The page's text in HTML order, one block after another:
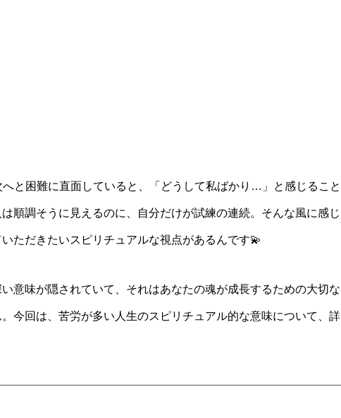
と困難に直面していると、「どうして私ばかり…」と感じること
順調そうに見えるのに、自分だけが試練の連続。そんな風に感じ
ただきたいスピリチュアルな視点があるんです💫
意味が隠されていて、それはあなたの魂が成長するための大切な
今回は、苦労が多い人生のスピリチュアル的な意味について、詳